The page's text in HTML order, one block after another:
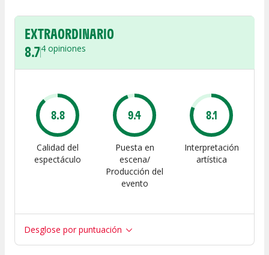
EXTRAORDINARIO
8.74 opiniones
8.8
Calidad del
espectáculo
9.4
Puesta en
escena/
Producción del
evento
8.1
Interpretación
artística
Desglose por puntuación